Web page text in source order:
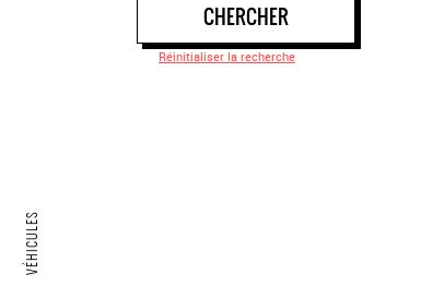
VÉHICULES
CHERCHER
Réinitialiser la recherche